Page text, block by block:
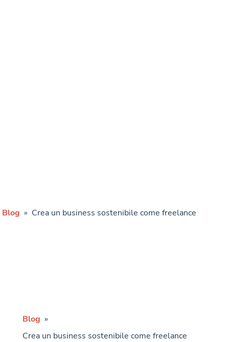
Blog » Crea un business sostenibile come freelance
Blog »
Crea un business sostenibile come freelance